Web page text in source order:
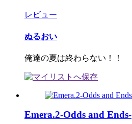
レビュー
ぬるおい
俺達の夏は終わらない！！
Emera.2-Odds and Ends-